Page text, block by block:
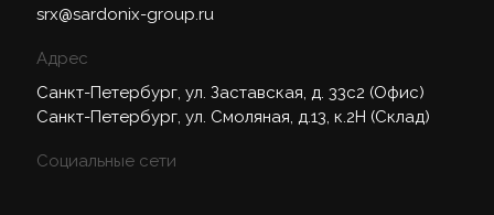
srx@sardonix-group.ru
Адрес
Санкт-Петербург, ул. Заставская, д. 33с2 (Офис)
Санкт-Петербург, ул. Смоляная, д.13, к.2Н (Склад)
Социальные сети